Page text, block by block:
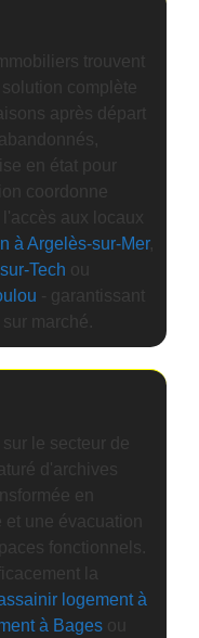
trouvent
complète
après départ
en état pour
coordonne
aux locaux
à Argelès-sur-Mer,
Tech ou
- garantissant
marché.
le secteur de
d'archives
en
une évacuation
fonctionnels.
la
logement à
à Bagesou